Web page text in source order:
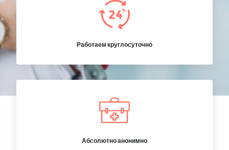
Работаем круглосуточно
Абсолютно анонимно